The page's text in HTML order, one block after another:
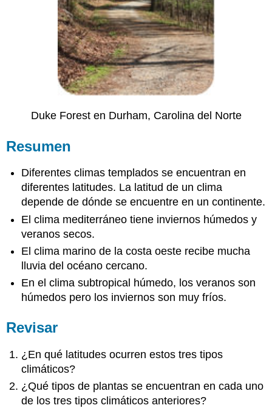
Duke Forest en Durham, Carolina del Norte
Resumen
Diferentes climas templados se encuentran en
diferentes latitudes. La latitud de un clima
depende de dónde se encuentre en un continente.
El clima mediterráneo tiene inviernos húmedos y
veranos secos.
El clima marino de la costa oeste recibe mucha
lluvia del océano cercano.
En el clima subtropical húmedo, los veranos son
húmedos pero los inviernos son muy fríos.
Revisar
¿En qué latitudes ocurren estos tres tipos
climáticos?
¿Qué tipos de plantas se encuentran en cada uno
de los tres tipos climáticos anteriores?